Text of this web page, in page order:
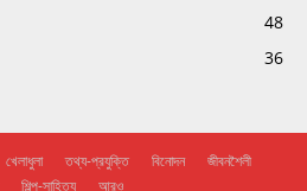
48
36
খেলাধুলা তথ্য-প্রযুক্তি বিনোদন
জীবনশৈলী
শিল্প-সাহিত্য আরও